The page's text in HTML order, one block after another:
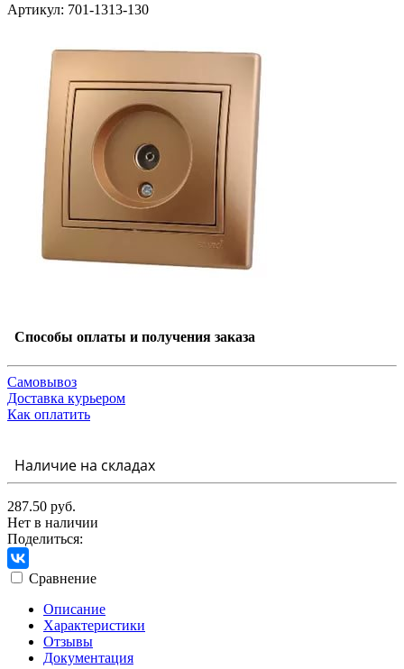
Артикул: 701-1313-130
Способы оплаты и получения заказа
Самовывоз
Доставка курьером
Как оплатить
Наличие на складах
287.50 руб.
Нет в наличии
Поделиться:
Сравнение
Описание
Характеристики
Отзывы
Документация